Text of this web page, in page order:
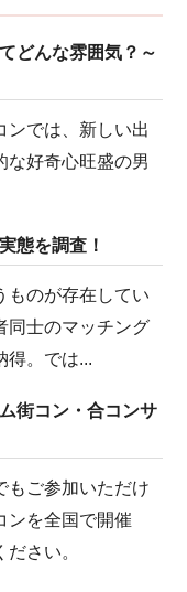
どんな雰囲気？～
ンでは、新しい出
な好奇心旺盛の男
態を調査！
ものが存在してい
同士のマッチング
。では...
街コン・合コンサ
もご参加いただけ
ンを全国で開催
さい。